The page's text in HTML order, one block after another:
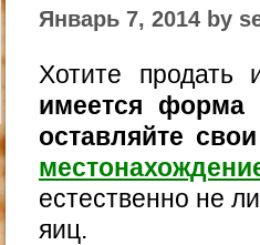
Январь 7, 2014 by
Хотите продать
имеется форма
оставляйте
естественно не
яиц.